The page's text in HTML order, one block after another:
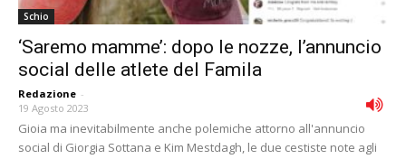
Schio
‘Saremo mamme’: dopo le nozze, l’annuncio
social delle atlete del Famila
Redazione -
19 Agosto 2023
Gioia ma inevitabilmente anche polemiche attorno all'annuncio
social di Giorgia Sottana e Kim Mestdagh, le due cestiste note agli